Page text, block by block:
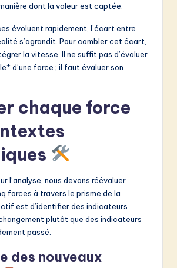
dont la valeur est captée.
évoluent rapidement, l’écart entre
s’agrandit. Pour combler cet écart,
la vitesse. Il ne suffit pas d’évaluer
d’une force ; il faut évaluer son
chaque force
l’analyse, nous devons réévaluer
forces à travers le prisme de la
est d’identifier des indicateurs
plutôt que des indicateurs
passé.
des nouveaux